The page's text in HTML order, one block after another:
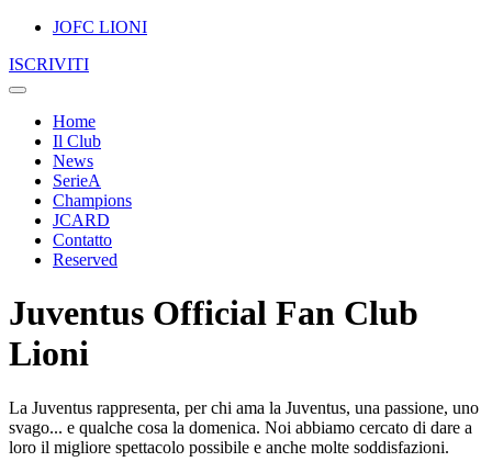
JOFC LIONI
ISCRIVITI
Home
Il Club
News
SerieA
Champions
JCARD
Contatto
Reserved
Juventus Official Fan Club
Lioni
La Juventus rappresenta, per chi ama la Juventus, una passione, uno
svago... e qualche cosa la domenica. Noi abbiamo cercato di dare a
loro il migliore spettacolo possibile e anche molte soddisfazioni.